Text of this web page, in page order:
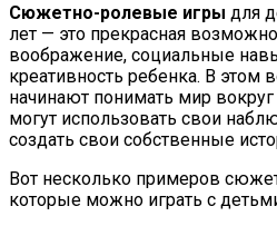
Сюжетно-ролевые игры для
лет — это прекрасная
воображение, социальные
креативность ребенка. В этом
начинают понимать мир вокруг
могут использовать свои
создать свои собственные
Вот несколько примеров
которые можно играть с